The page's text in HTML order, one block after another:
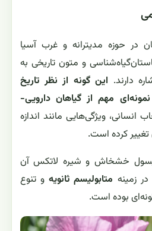
در حوزه مدیترانه و غرب آسیا
و متون تاریخی به
دارند. این گونه از نظر تاریخ
مهم از گیاهان دارویی-
انسانی، ویژگی‌هایی مانند اندازه
کرده است.
کپسول خشخاش و شیره لاتکس آن
زمینه متابولیسم ثانویهو تنوع
بوده است.